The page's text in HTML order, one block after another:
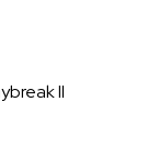
II